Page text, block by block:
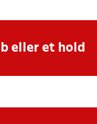
eller et hold